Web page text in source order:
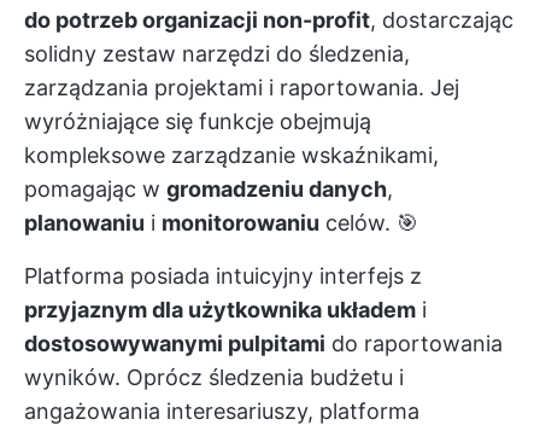
do potrzeb organizacji non-profit, dostarczając
solidny zestaw narzędzi do śledzenia,
zarządzania projektami i raportowania. Jej
wyróżniające się funkcje obejmują
kompleksowe zarządzanie wskaźnikami,
pomagając w gromadzeniu danych,
planowaniu i monitorowaniu celów. 🎯
Platforma posiada intuicyjny interfejs z
przyjaznym dla użytkownika układem i
dostosowywanymi pulpitami do raportowania
wyników. Oprócz śledzenia budżetu i
angażowania interesariuszy, platforma